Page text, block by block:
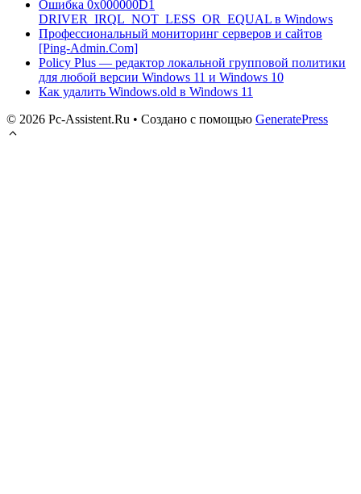
Ошибка 0x000000D1
DRIVER_IRQL_NOT_LESS_OR_EQUAL в Windows
Профессиональный мониторинг серверов и сайтов
[Ping-Admin.Com]
Policy Plus — редактор локальной групповой политики
для любой версии Windows 11 и Windows 10
Как удалить Windows.old в Windows 11
© 2026 Pc-Assistent.Ru • Создано с помощью GeneratePress